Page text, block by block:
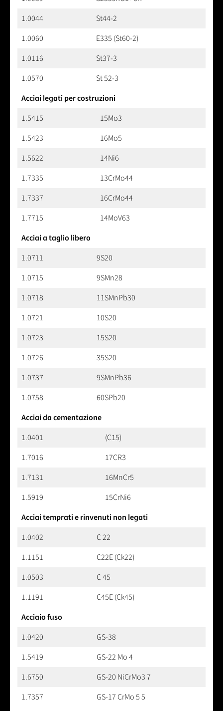
1.0044
St44-2
1.0060
E335 (St60-2)
1.0116
St37-3
1.0570
St 52-3
Acciai legati per costruzioni
1.5415
15Mo3
1.5423
16Mo5
1.5622
14Ni6
1.7335
13CrMo44
1.7337
16CrMo44
1.7715
14MoV63
Acciai a taglio libero
1.0711
9S20
1.0715
9SMn28
1.0718
11SMnPb30
1.0721
10S20
1.0723
15S20
1.0726
35S20
1.0737
9SMnPb36
1.0758
60SPb20
Acciai da cementazione
1.0401
(C15)
1.7016
17CR3
1.7131
16MnCr5
1.5919
15CrNi6
Acciai temprati e rinvenuti non legati
1.0402
C 22
1.1151
C22E (Ck22)
1.0503
C 45
1.1191
C45E (Ck45)
Acciaio fuso
1.0420
GS-38
1.5419
GS-22 Mo 4
1.6750
GS-20 NiCrMo3 7
1.7357
GS-17 CrMo 5 5